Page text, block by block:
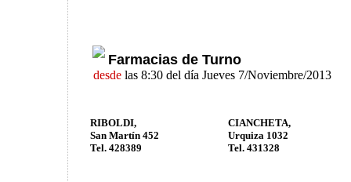
Farmacias de Turno
desde las 8:30 del día Jueves 7/Noviembre/2013
RIBOLDI,
San Martín 452
Tel. 428389
CIANCHETA,
Urquiza 1032
Tel. 431328